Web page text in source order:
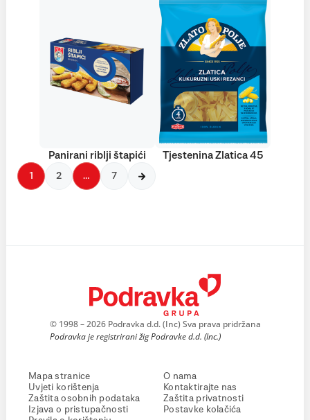
Panirani riblji štapići Tjestenina Zlatica 45
1 2 … 7
© 1998 – 2026 Podravka d.d. (Inc) Sva prava pridržana
Podravka je registrirani žig Podravke d.d. (Inc.)
Mapa stranice
Uvjeti korištenja
Zaštita osobnih podataka
Izjava o pristupačnosti
O nama
Kontaktirajte nas
Zaštita privatnosti
Postavke kolačića